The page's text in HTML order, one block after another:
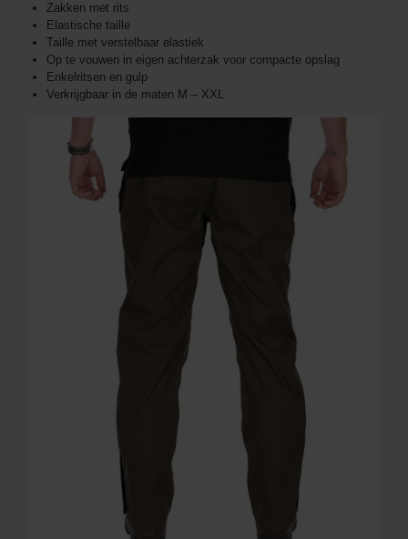
Zakken met rits
Elastische taille
Taille met verstelbaar elastiek
Op te vouwen in eigen achterzak voor compacte opslag
Enkelritsen en gulp
Verkrijgbaar in de maten M – XXL